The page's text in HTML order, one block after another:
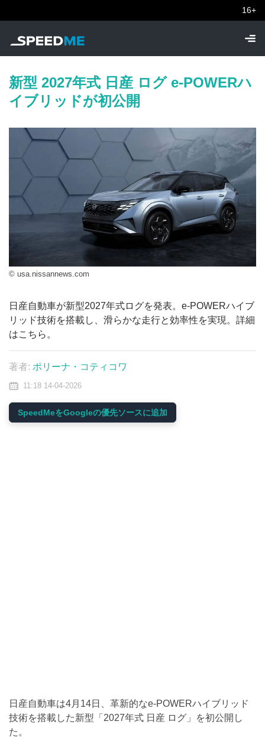
16+
新型 2027年式 日産 ログ e-POWERハ
イブリッドが初公開
© usa.nissannews.com
日産自動車が新型2027年式ログを発表。e-POWERハイブ
リッド技術を搭載し、滑らかな走行と効率性を実現。詳細
はこちら。
著者: ポリーナ・コティコワ
11:18 14-04-2026
SpeedMeをGoogleの優先ソースに追加
日産自動車は4月14日、革新的なe-POWERハイブリッド
技術を搭載した新型「2027年式 日産 ログ」を初公開し
た。